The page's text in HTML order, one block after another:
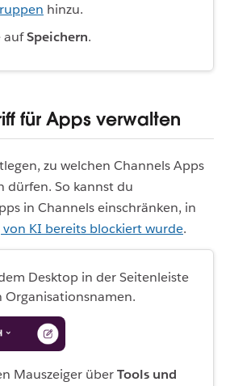
hinzu.
aufSpeichern.
für Apps verwalten
zu welchen Channels Apps
dürfen. So kannst du
in Channels einschränken, in
KI bereits blockiert wurde.
Desktop in der Seitenleiste
Organisationsnamen.
Mauszeiger überTools und